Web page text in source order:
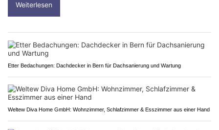
Weiterlesen
Etter Bedachungen: Dachdecker in Bern für Dachsanierung und Wartung
Weltew Diva Home GmbH: Wohnzimmer, Schlafzimmer & Esszimmer aus einer Hand